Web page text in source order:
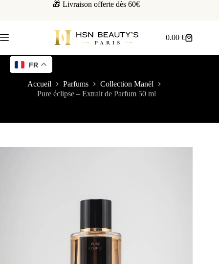
🎁 Livraison offerte dès 60€
0.00€
Accueil Parfums
Collection Manël
Pure éclipse – Extrait de Parfum 50 ml
FR